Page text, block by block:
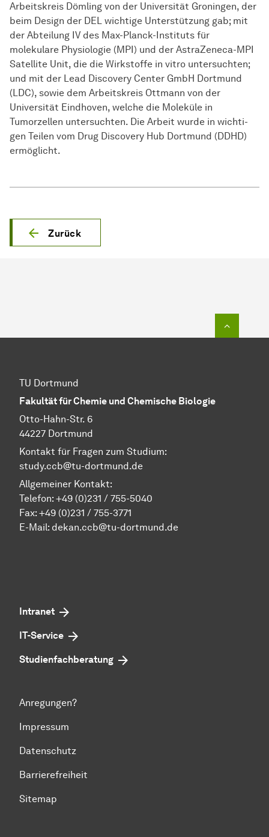
Ar­beits­kreis Dömling von der Universität Groningen, der
beim Design der DEL wichtige Unterstützung gab; mit
der Abteilung IV des Max-Planck-Instituts für
molekulare Physiologie (MPI) und der AstraZeneca-MPI
Satellite Unit, die die Wirk­stof­fe in vitro untersuchten;
und mit der Lead Discovery Center GmbH Dortmund
(LDC), sowie dem Ar­beits­kreis Ottmann von der
Universität Eindhoven, welche die Moleküle in
Tumorzellen untersuchten. Die Arbeit wurde in wich­ti­
gen Teilen vom Drug Discovery Hub Dortmund (DDHD)
ermöglicht.
Zurück
TU Dortmund
Fakultät für Chemie und Chemische Biologie
Otto-Hahn-Str. 6
44227 Dortmund
Kontakt für Fragen zum Studium:
study.ccb@tu-dortmund.de
Allgemeiner Kontakt:
Telefon: +49 (0)231 / 755-5040
Fax: +49 (0)231 / 755-3771
E-Mail: dekan.ccb@tu-dortmund.de
Intranet
IT-Service
Studienfachberatung
Anregungen?
Impressum
Datenschutz
Barrierefreiheit
Sitemap